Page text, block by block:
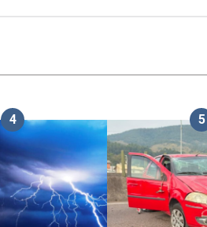
4 5